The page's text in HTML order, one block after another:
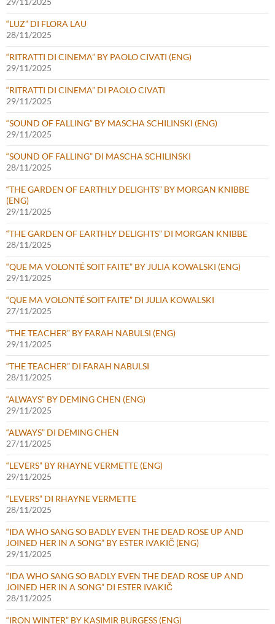
“LUZ” DI FLORA LAU
28/11/2025
“RITRATTI DI CINEMA” BY PAOLO CIVATI (ENG)
29/11/2025
“RITRATTI DI CINEMA” DI PAOLO CIVATI
29/11/2025
“SOUND OF FALLING” BY MASCHA SCHILINSKI (ENG)
29/11/2025
“SOUND OF FALLING” DI MASCHA SCHILINSKI
28/11/2025
“THE GARDEN OF EARTHLY DELIGHTS” BY MORGAN KNIBBE
(ENG)
29/11/2025
“THE GARDEN OF EARTHLY DELIGHTS” DI MORGAN KNIBBE
28/11/2025
“QUE MA VOLONTÉ SOIT FAITE” BY JULIA KOWALSKI (ENG)
29/11/2025
“QUE MA VOLONTÉ SOIT FAITE” DI JULIA KOWALSKI
27/11/2025
“THE TEACHER” BY FARAH NABULSI (ENG)
29/11/2025
“THE TEACHER” DI FARAH NABULSI
28/11/2025
“ALWAYS” BY DEMING CHEN (ENG)
29/11/2025
“ALWAYS” DI DEMING CHEN
27/11/2025
“LEVERS” BY RHAYNE VERMETTE (ENG)
29/11/2025
“LEVERS” DI RHAYNE VERMETTE
28/11/2025
“IDA WHO SANG SO BADLY EVEN THE DEAD ROSE UP AND
JOINED HER IN A SONG” BY ESTER IVAKIČ (ENG)
29/11/2025
“IDA WHO SANG SO BADLY EVEN THE DEAD ROSE UP AND
JOINED HER IN A SONG” DI ESTER IVAKIČ
28/11/2025
“IRON WINTER” BY KASIMIR BURGESS (ENG)